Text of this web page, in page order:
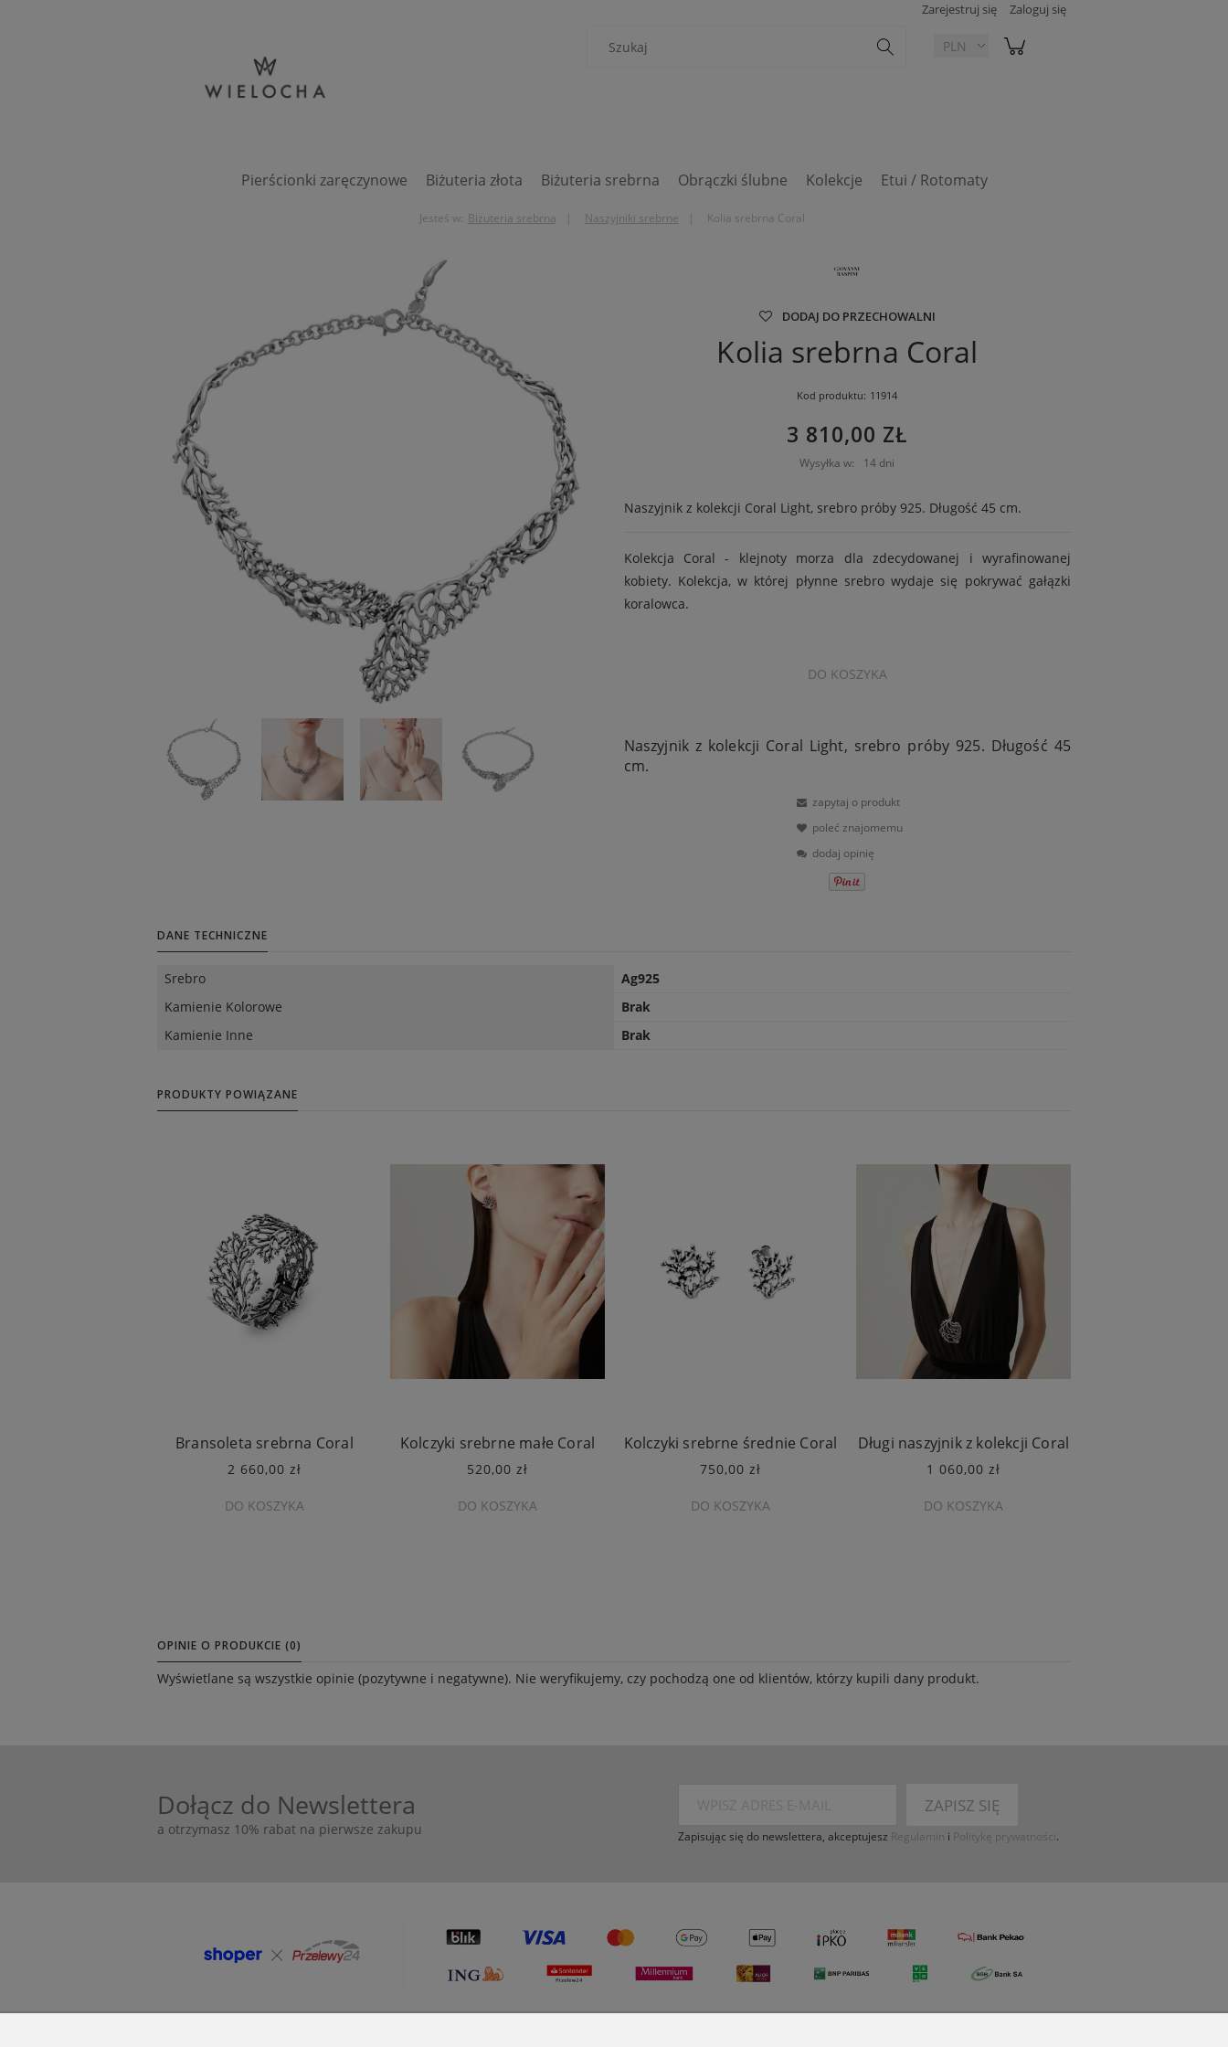
Zarejestruj się Zaloguj się
Pierścionki zaręczynowe Biżuteria złota Biżuteria srebrna Obrączki ślubne Kolekcje Etui / Rotomaty
Jesteś w: Biżuteria srebrna Naszyjniki srebrne Kolia srebrna Coral
DODAJ DO PRZECHOWALNI
Kolia srebrna Coral
Kod produktu: 11914
3 810,00 ZŁ
Wysyłka w: 14 dni
Naszyjnik z kolekcji Coral Light, srebro próby 925. Długość 45 cm.
Kolekcja Coral - klejnoty morza dla zdecydowanej i wyrafinowanej
kobiety. Kolekcja, w której płynne srebro wydaje się pokrywać gałązki
koralowca.
DO KOSZYKA
Naszyjnik z kolekcji Coral Light, srebro próby 925. Długość 45
cm.
zapytaj o produkt
poleć znajomemu
dodaj opinię
DANE TECHNICZNE
Srebro
Ag925
Kamienie Kolorowe
Brak
Kamienie Inne
Brak
PRODUKTY POWIĄZANE
Bransoleta srebrna Coral
2 660,00 zł
DO KOSZYKA
Kolczyki srebrne małe Coral
520,00 zł
DO KOSZYKA
Kolczyki srebrne średnie Coral
750,00 zł
DO KOSZYKA
Długi naszyjnik z kolekcji Coral
1 060,00 zł
DO KOSZYKA
OPINIE O PRODUKCIE (0)
Wyświetlane są wszystkie opinie (pozytywne i negatywne). Nie weryfikujemy, czy pochodzą one od klientów, którzy kupili dany produkt.
Dołącz do Newslettera
a otrzymasz 10% rabat na pierwsze zakupu
ZAPISZ SIĘ
Zapisując się do newslettera, akceptujesz Regulamin i Politykę prywatności.